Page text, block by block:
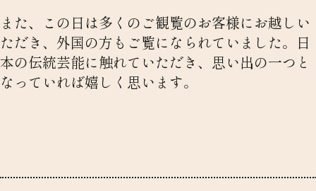
また、この日は多くのご観覧のお客様にお越しい
ただき、外国の方もご覧になられていました。日
本の伝統芸能に触れていただき、思い出の一つと
なっていれば嬉しく思います。